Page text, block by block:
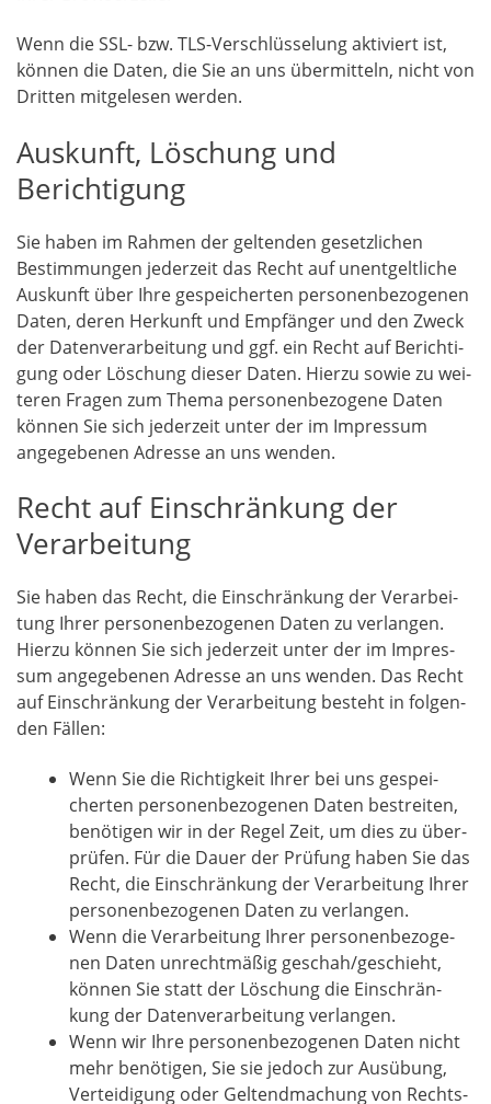
Wenn die SSL- bzw. TLS-Ver­schlüs­se­lung akti­viert ist,
kön­nen die Daten, die Sie an uns über­mit­teln, nicht von
Drit­ten mit­ge­le­sen werden.
Auskunft, Löschung und
Berichtigung
Sie haben im Rah­men der gel­ten­den gesetz­li­chen
Bestim­mun­gen jeder­zeit das Recht auf unent­gelt­li­che
Aus­kunft über Ihre gespei­cher­ten per­so­nen­be­zo­ge­nen
Daten, deren Her­kunft und Emp­fän­ger und den Zweck
der Daten­ver­ar­bei­tung und ggf. ein Recht auf Berich­ti­
gung oder Löschung die­ser Daten. Hier­zu sowie zu wei­
te­ren Fra­gen zum The­ma per­so­nen­be­zo­ge­ne Daten
kön­nen Sie sich jeder­zeit unter der im Impres­sum
ange­ge­be­nen Adres­se an uns wenden.
Recht auf Einschränkung der
Verarbeitung
Sie haben das Recht, die Ein­schrän­kung der Ver­ar­bei­
tung Ihrer per­so­nen­be­zo­ge­nen Daten zu ver­lan­gen.
Hier­zu kön­nen Sie sich jeder­zeit unter der im Impres­
sum ange­ge­be­nen Adres­se an uns wen­den. Das Recht
auf Ein­schrän­kung der Ver­ar­bei­tung besteht in fol­gen­
den Fällen:
Wenn Sie die Rich­tig­keit Ihrer bei uns gespei­
cher­ten per­so­nen­be­zo­ge­nen Daten bestrei­ten,
benö­ti­gen wir in der Regel Zeit, um dies zu über­
prü­fen. Für die Dau­er der Prü­fung haben Sie das
Recht, die Ein­schrän­kung der Ver­ar­bei­tung Ihrer
per­so­nen­be­zo­ge­nen Daten zu verlangen.
Wenn die Ver­ar­bei­tung Ihrer per­so­nen­be­zo­ge­
nen Daten unrecht­mä­ßig geschah/geschieht,
kön­nen Sie statt der Löschung die Ein­schrän­
kung der Daten­ver­ar­bei­tung verlangen.
Wenn wir Ihre per­so­nen­be­zo­ge­nen Daten nicht
mehr benö­ti­gen, Sie sie jedoch zur Aus­übung,
Ver­tei­di­gung oder Gel­tend­ma­chung von Rechts­